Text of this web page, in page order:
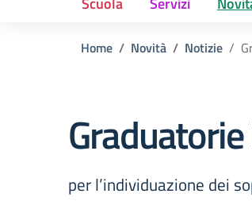
Home Novità Notizie
per l’individuazione dei